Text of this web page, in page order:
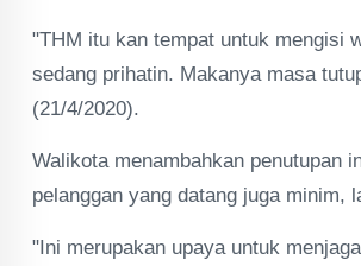
"THM itu kan tempat untuk mengisi
sedang prihatin. Makanya masa
(21/4/2020).
Walikota menambahkan penutupan
pelanggan yang datang juga
"Ini merupakan upaya untuk